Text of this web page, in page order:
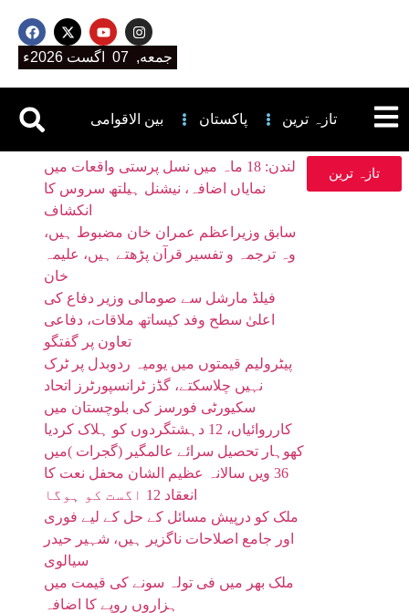
جمعه, 07 اگست 2026ء
بین الاقوامی پاکستان تازہ ترین
تازہ ترین
لندن: 18 ماہ میں نسل پرستی واقعات میں
نمایاں اضافہ، نیشنل ہیلتھ سروس کا
انکشاف
سابق وزیراعظم عمران خان مضبوط ہیں،
وہ ترجمہ و تفسیر قرآن پڑھتے ہیں، علیمہ
خان
فیلڈ مارشل سے صومالی وزیر دفاع کی
اعلیٰ سطح وفد کیساتھ ملاقات، دفاعی
تعاون پر گفتگو
پیٹرولیم قیمتوں میں یومیہ ردوبدل پر ٹرک
نہیں چلاسکتے، گڈز ٹرانسپورٹرز اتحاد
سکیورٹی فورسز کی بلوچستان میں
کارروائیاں، 12 دہشتگردوں کو ہلاک کردیا
کھوہار تحصیل سرائے عالمگیر (گجرات )میں
36 ویں سالانہ عظیم الشان محفل نعت کا
انعقاد 12 اگست کو ہوگا
ملک کو درپیش مسائل کے حل کے لیے فوری
اور جامع اصلاحات ناگزیر ہیں، شہیر حیدر
سیالوی
ملک بھر میں فی تولہ سونے کی قیمت میں
ہزاروں روپے کا اضافہ